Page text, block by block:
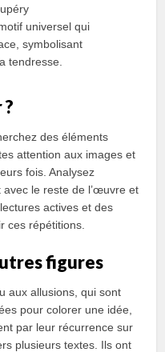
universel qui
symbolisant
tendresse.
des éléments
attention aux images et
fois. Analysez
le reste de l’œuvre et
actives et des
ces répétitions.
figures
aux allusions, qui sont
pour colorer une idée,
par leur récurrence sur
plusieurs textes. Ils ont